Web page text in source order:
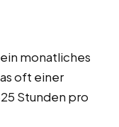
monatliches
oft einer
Stunden pro